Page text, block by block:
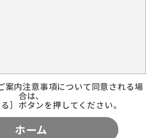
案内注意事項について同意される場
合は、
］ボタンを押してください。
ホーム